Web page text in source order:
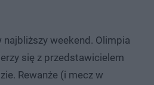
weekend. Olimpia
się z przedstawicielem
Rewanże (i mecz w